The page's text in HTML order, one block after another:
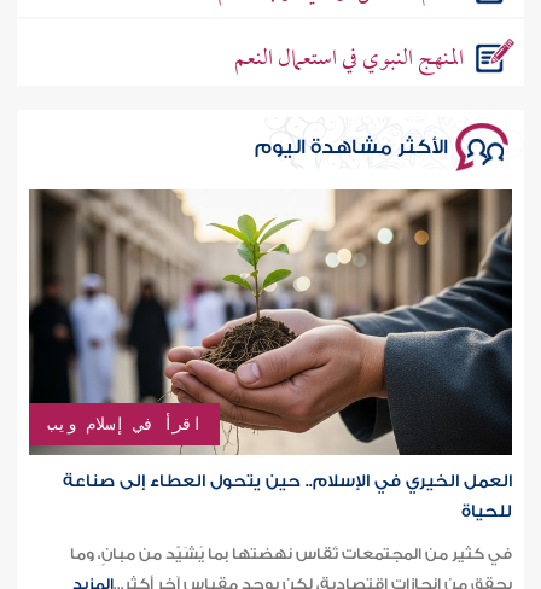
المنهج النبوي في استعمال النعم
الأكثر مشاهدة اليوم
اقرأ في إسلام ويب
العمل الخيري في الإسلام.. حين يتحول العطاء إلى صناعة
للحياة
في كثير من المجتمعات تُقاس نهضتها بما يُشَيّد من مبانٍ، وما
يحقق من إنجازات اقتصادية، لكن يوجد مقياس آخر أكثر...المزيد